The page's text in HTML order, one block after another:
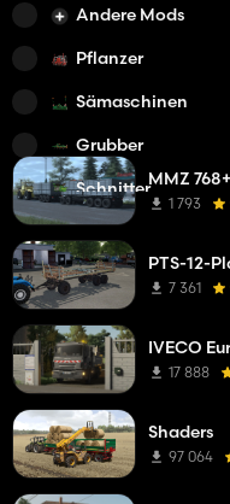
Andere Mods
Pflanzer
Sämaschinen
Grubber
Schnitter
Tiefenlockerer
Anhänger
Kleine Traktoren
Spritzen
Autos
Radlader
MMZ
1 793
PTS-12-
7 361
IVECO
17 888
Shaders
97 064